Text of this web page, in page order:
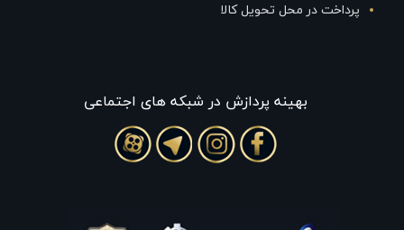
پرداخت در محل تحویل کالا
بهينه پردازش در شبکه های اجتماعی